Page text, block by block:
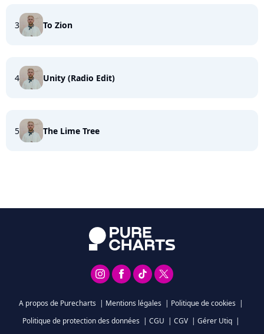
3 To Zion
4 Unity (Radio Edit)
5 The Lime Tree
A propos de Purecharts | Mentions légales | Politique de cookies |
Politique de protection des données | CGU | CGV | Gérer Utiq |